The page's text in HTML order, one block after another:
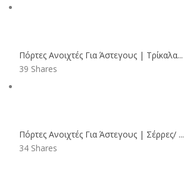
Πόρτες Ανοιχτές Για Άστεγους | Τρίκαλα...
39 Shares
Πόρτες Ανοιχτές Για Άστεγους | Σέρρες/ ...
34 Shares